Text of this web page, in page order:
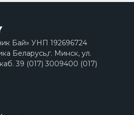
Бай» УНП 192696724
Беларусь,г. Минск, ул.
39 (017) 3009400 (017)